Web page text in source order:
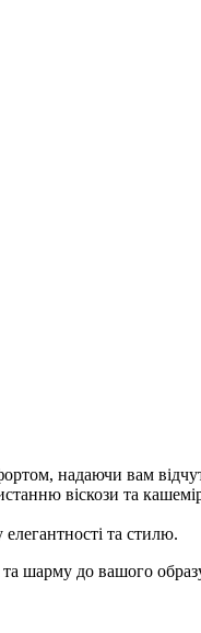
надаючи вам
віскози та
та стилю.
шарму до вашого